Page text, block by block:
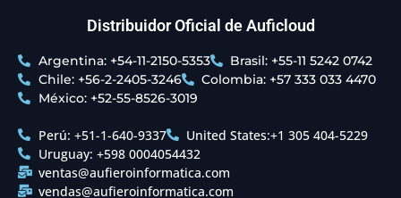
Distribuidor Oficial de Auficloud
Argentina: +54-11-2150-5353
Brasil: +55-11 5242 0742
Chile: +56-2-2405-3246
Colombia: +57 333 033 4470
México: +52-55-8526-3019
Perú: +51-1-640-9337
United States:+1 305 404-5229
Uruguay: +598 0004054432
ventas@aufieroinformatica.com
vendas@aufieroinformatica.com